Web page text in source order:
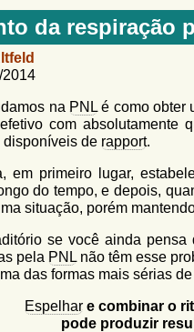
da respiração
2014
na PNLé como obter
com absolutamente
disponíveis de rapport.
em primeiro lugar,
do tempo, e depois,
situação, porém
se você ainda
pela PNL não têm esse
das formas mais sérias
Espelhare combinar o
pode produzir